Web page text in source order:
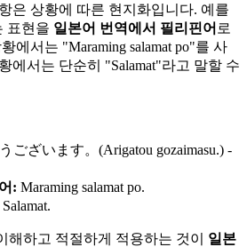
은 상황에 따른 현지화입니다. 예를
표현을 일본어 번역에서 필리핀어 로
에서는 "Maraming salamat po"를 사
에서는 단순히 "Salamat"라고 말할 수
ございます。(Arigatou gozaimasu.) -
: Maraming salamat po.
Salamat.
해하고 적절하게 적용하는 것이 일본